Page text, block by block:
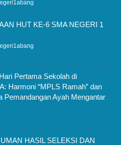
HUT KE-6 SMA NEGERI 1
Pertama Sekolah di
Harmoni “MPLS Ramah” dan
Pemandangan Ayah Mengantar
HASIL SELEKSI DAN